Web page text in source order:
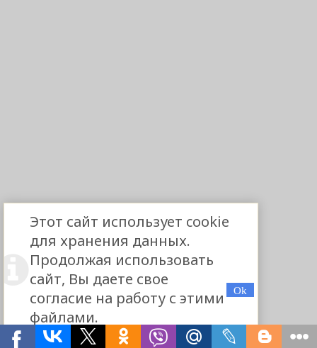
Этот сайт использует cookie
для хранения данных.
Продолжая использовать
сайт, Вы даете свое
согласие на работу с этими
файлами.